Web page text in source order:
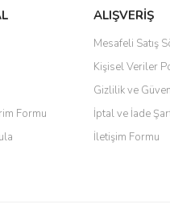
resmi kalitesiz, bozuk veya
açıklamasında eksik bilgiler
bilgilerinde hatalar bulunuyor.
fiyatı diğer sitelerden daha pahalı.
benzer farklı alternatifler olmalı.
Formu
ALIŞVERİŞ
Mesafeli Satış
Kişisel Veriler
Gizlilik ve
İptal ve İade
İletişim Formu